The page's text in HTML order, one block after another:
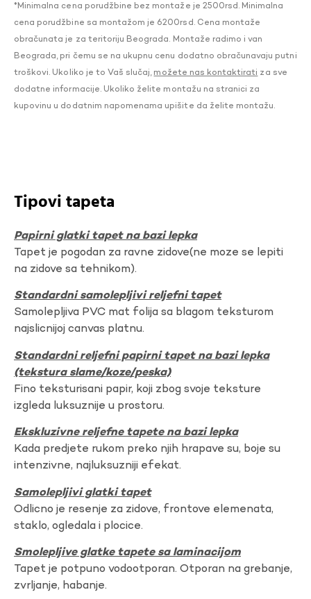
*Minimalna cena porudžbine bez montaže je 2500rsd. Minimalna
cena porudžbine sa montažom je 6200rsd. Cena montaže
obračunata je za teritoriju Beograda. Montaže radimo i van
Beograda, pri čemu se na ukupnu cenu dodatno obračunavaju putni
troškovi. Ukoliko je to Vaš slučaj, možete nas kontaktirati za sve
dodatne informacije. Ukoliko želite montažu na stranici za
kupovinu u dodatnim napomenama upišite da želite montažu.
Tipovi tapeta
Papirni glatki tapet na bazi lepka
Tapet je pogodan za ravne zidove(ne moze se lepiti
na zidove sa tehnikom).
Standardni samolepljivi reljefni tapet
Samolepljiva PVC mat folija sa blagom teksturom
najslicnijoj canvas platnu.
Standardni reljefni papirni tapet na bazi lepka
(tekstura slame/koze/peska)
Fino teksturisani papir, koji zbog svoje teksture
izgleda luksuznije u prostoru.
Ekskluzivne reljefne tapete na bazi lepka
Kada predjete rukom preko njih hrapave su, boje su
intenzivne, najluksuzniji efekat.
Samolepljivi glatki tapet
Odlicno je resenje za zidove, frontove elemenata,
staklo, ogledala i plocice.
Smolepljive glatke tapete sa laminacijom
Tapet je potpuno vodootporan. Otporan na grebanje,
zvrljanje, habanje.